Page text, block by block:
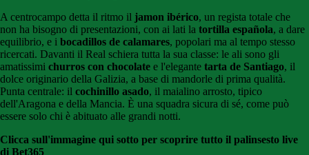
A centrocampo detta il ritmo il jamon ibérico, un regista totale che
non ha bisogno di presentazioni, con ai lati la tortilla española, a dare
equilibrio, e i bocadillos de calamares, popolari ma al tempo stesso
ricercati. Davanti il Real schiera tutta la sua classe: le ali sono gli
amatissimi churros con chocolate e l'elegante tarta de Santiago, il
dolce originario della Galizia, a base di mandorle di prima qualità.
Punta centrale: il cochinillo asado, il maialino arrosto, tipico
dell'Aragona e della Mancia. È una squadra sicura di sé, come può
essere solo chi è abituato alle grandi notti.
Clicca sull'immagine qui sotto per scoprire tutto il palinsesto live
di Bet365